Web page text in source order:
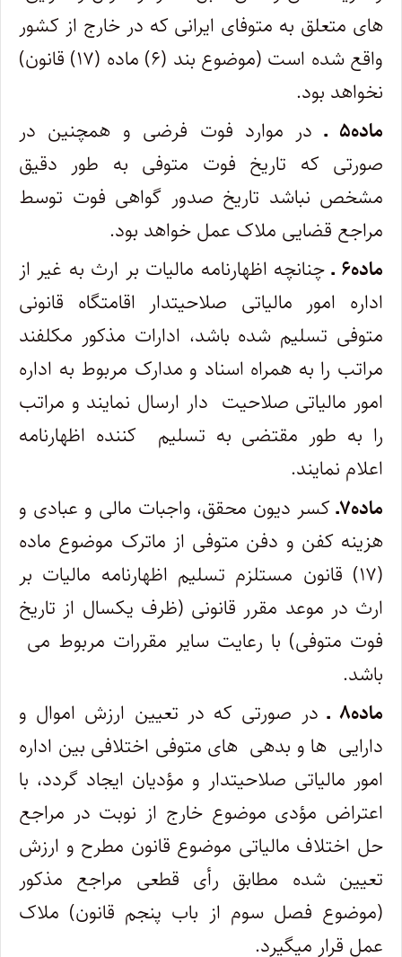
های متعلق به متوفای ایرانی که در خارج از کشور
واقع شده است (موضوع بند (۶) ماده (۱۷) قانون)
نخواهد بود.
ماده۵ ـ
در موارد فوت فرضی و همچنین در
صورتی که تاریخ فوت متوفی به طور دقیق
مشخص نباشد تاریخ صدور گواهی فوت توسط
مراجع قضایی ملاک عمل خواهد بود.
ماده۶ ـ
چنانچه اظهارنامه مالیات بر ارث به غیر از
اداره امور مالیاتی صلاحیت­دار اقامتگاه قانونی
متوفی تسلیم شده باشد، ادارات مذکور مکلفند
مراتب را به همراه اسناد و مدارک مربوط به اداره
امور مالیاتی صلاحیت ‎ دار ارسال نمایند و مراتب
را به طور مقتضی به تسلیم ‎ کننده اظهارنامه
اعلام نمایند.
ماده۷ـ کسر دیون محقق، واجبات مالی و عبادی و
هزینه کفن و دفن متوفی از ماترک موضوع ماده
(۱۷) قانون مستلزم تسلیم اظهارنامه مالیات بر
ارث در موعد مقرر قانونی (ظرف یکسال از تاریخ
باشد.
ماده۸ ـ
در صورتی که در تعیین ارزش اموال و
دارایی ‎ ها و بدهی ‎ های متوفی اختلافی بین اداره
امور مالیاتی صلاحیت­دار و مؤدیان ایجاد گردد، با
اعتراض مؤدی موضوع خارج از نوبت در مراجع
حل اختلاف مالیاتی موضوع قانون مطرح و ارزش
تعیین شده مطابق رأی قطعی مراجع مذکور
(موضوع فصل سوم از باب پنجم قانون) ملاک
عمل قرار می‏گیرد.